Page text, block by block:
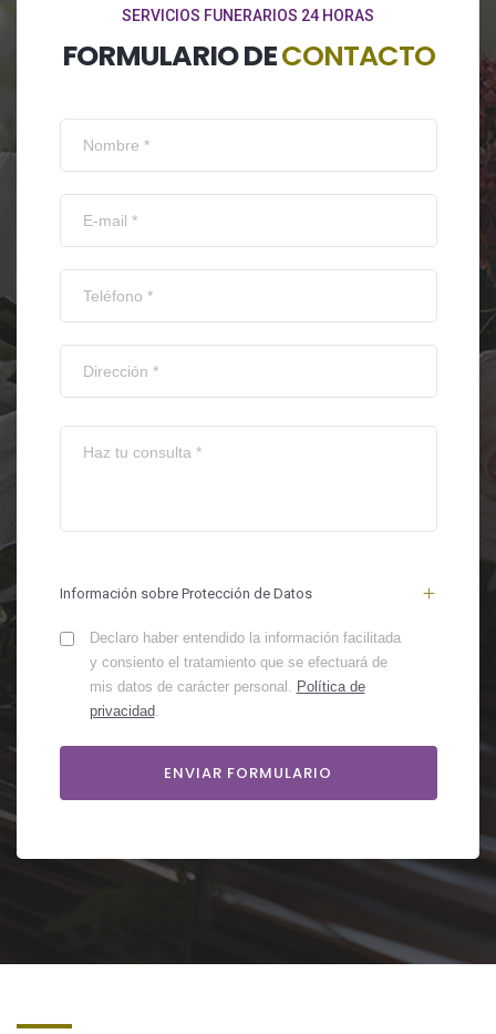
SERVICIOS FUNERARIOS 24 HORAS
FORMULARIO DECONTACTO
Información sobre Protección de Datos
Declaro haber entendido la información facilitada
y consiento el tratamiento que se efectuará de
mis datos de carácter personal. Política de
privacidad.